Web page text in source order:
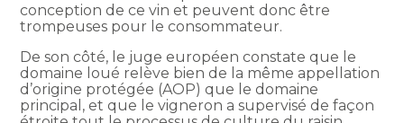
conception de ce vin et peuvent donc être
trompeuses pour le consommateur.
De son côté, le juge européen constate que le
domaine loué relève bien de la même appellation
d’origine protégée (AOP) que le domaine
principal, et que le vigneron a supervisé de façon